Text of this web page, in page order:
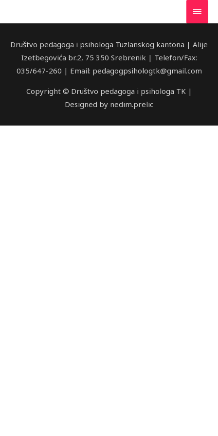
Društvo pedagoga i psihologa Tuzlanskog kantona | Alije
Izetbegovića br.2, 75 350 Srebrenik | Telefon/Fax:
035/647-260 | Email: pedagogpsihologtk@gmail.com
Copyright © Društvo pedagoga i psihologa TK |
Designed by nedim.prelic